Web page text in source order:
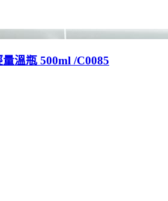
溫瓶 500ml /C0085